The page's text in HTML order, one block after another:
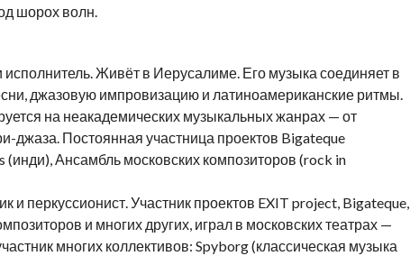
шорох волн.
Живёт в Иерусалиме. Его музыка соединяет в
джазовую импровизацию и латиноамериканские ритмы.
на неакадемических музыкальных жанрах — от
джаза. Постоянная участница проектов Bigateque
Ансамбль московских композиторов (rock in
и перкуссионист. Участник проектов EXIT project, Bigateque,
и многих других, играл в московских театрах —
многих коллективов: Spyborg (классическая музыка